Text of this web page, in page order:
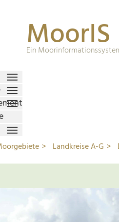
MoorIS
Ein
Landkreise A-G